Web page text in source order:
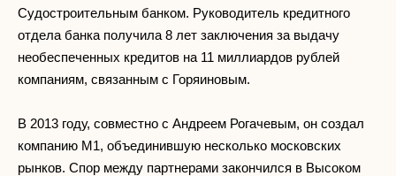
Судостроительным банком. Руководитель кредитного
отдела банка получила 8 лет заключения за выдачу
необеспеченных кредитов на 11 миллиардов рублей
компаниям, связанным с Горяиновым.
В 2013 году, совместно с Андреем Рогачевым, он создал
компанию М1, объединившую несколько московских
рынков. Спор между партнерами закончился в Высоком